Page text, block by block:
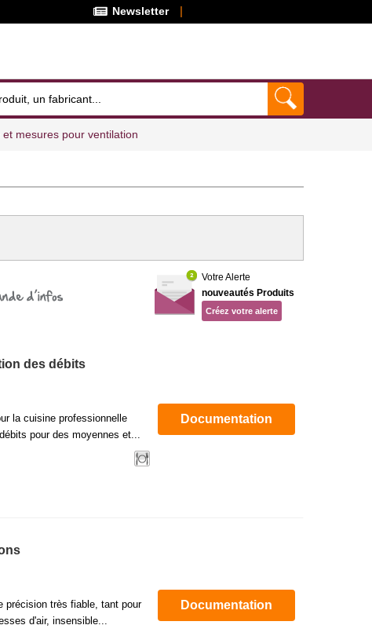
Newsletter
et mesures pour ventilation
Votre Alerte
nouveautés Produits
Créez votre alerte
Documentation
des débits
la cuisine professionnelle
pour des moyennes et...
Documentation
précision très fiable, tant pour
d'air, insensible...